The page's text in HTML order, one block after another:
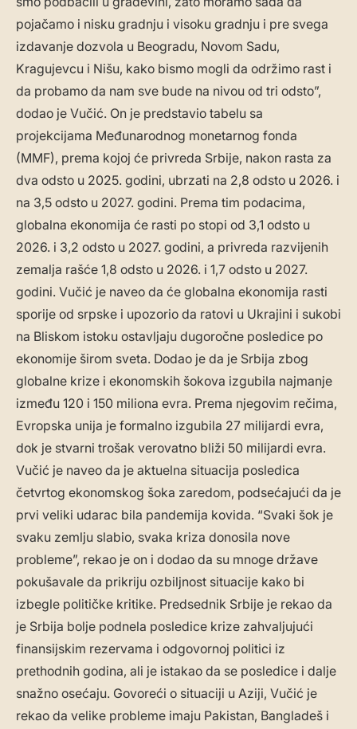
pojačamo i nisku gradnju i visoku gradnju i pre svega
izdavanje dozvola u Beogradu, Novom Sadu,
Kragujevcu i Nišu, kako bismo mogli da održimo rast i
da probamo da nam sve bude na nivou od tri odsto”,
dodao je Vučić. On je predstavio tabelu sa
projekcijama Međunarodnog monetarnog fonda
(MMF), prema kojoj će privreda Srbije, nakon rasta za
dva odsto u 2025. godini, ubrzati na 2,8 odsto u 2026. i
na 3,5 odsto u 2027. godini. Prema tim podacima,
globalna ekonomija će rasti po stopi od 3,1 odsto u
2026. i 3,2 odsto u 2027. godini, a privreda razvijenih
zemalja rašće 1,8 odsto u 2026. i 1,7 odsto u 2027.
godini. Vučić je naveo da će globalna ekonomija rasti
sporije od srpske i upozorio da ratovi u Ukrajini i sukobi
na Bliskom istoku ostavljaju dugoročne posledice po
ekonomije širom sveta. Dodao je da je Srbija zbog
globalne krize i ekonomskih šokova izgubila najmanje
između 120 i 150 miliona evra. Prema njegovim rečima,
Evropska unija je formalno izgubila 27 milijardi evra,
dok je stvarni trošak verovatno bliži 50 milijardi evra.
Vučić je naveo da je aktuelna situacija posledica
četvrtog ekonomskog šoka zaredom, podsećajući da je
prvi veliki udarac bila pandemija kovida. “Svaki šok je
svaku zemlju slabio, svaka kriza donosila nove
probleme”, rekao je on i dodao da su mnoge države
pokušavale da prikriju ozbiljnost situacije kako bi
izbegle političke kritike. Predsednik Srbije je rekao da
je Srbija bolje podnela posledice krize zahvaljujući
finansijskim rezervama i odgovornoj politici iz
prethodnih godina, ali je istakao da se posledice i dalje
snažno osećaju. Govoreći o situaciji u Aziji, Vučić je
rekao da velike probleme imaju Pakistan, Bangladeš i